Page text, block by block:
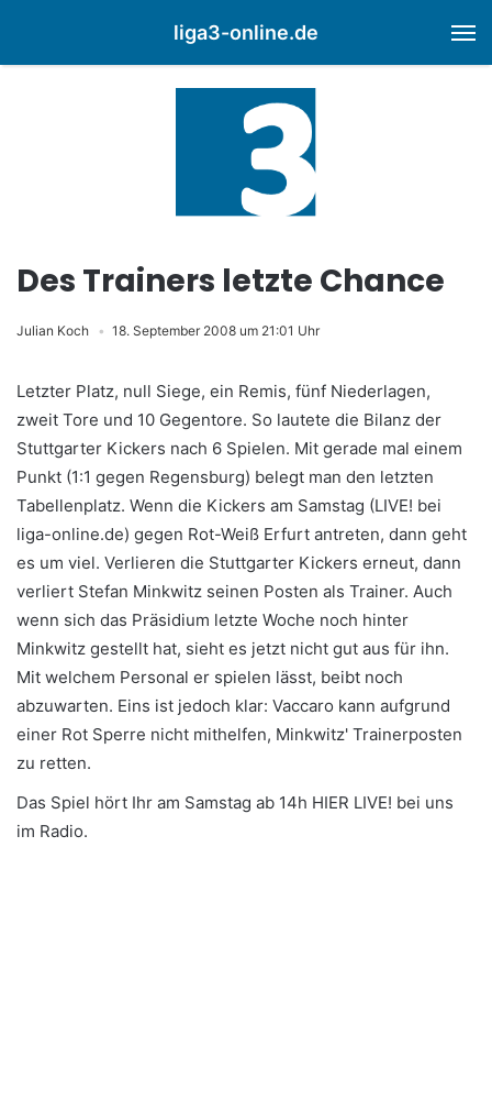
liga3-online.de
Des Trainers letzte Chance
Julian Koch 18. September 2008 um 21:01 Uhr
Letzter Platz, null Siege, ein Remis, fünf Niederlagen,
zweit Tore und 10 Gegentore. So lautete die Bilanz der
Stuttgarter Kickers nach 6 Spielen. Mit gerade mal einem
Punkt (1:1 gegen Regensburg) belegt man den letzten
Tabellenplatz. Wenn die Kickers am Samstag (LIVE! bei
liga-online.de) gegen Rot-Weiß Erfurt antreten, dann geht
es um viel. Verlieren die Stuttgarter Kickers erneut, dann
verliert Stefan Minkwitz seinen Posten als Trainer. Auch
wenn sich das Präsidium letzte Woche noch hinter
Minkwitz gestellt hat, sieht es jetzt nicht gut aus für ihn.
Mit welchem Personal er spielen lässt, beibt noch
abzuwarten. Eins ist jedoch klar: Vaccaro kann aufgrund
einer Rot Sperre nicht mithelfen, Minkwitz' Trainerposten
zu retten.
Das Spiel hört Ihr am Samstag ab 14h HIER LIVE! bei uns
im Radio.